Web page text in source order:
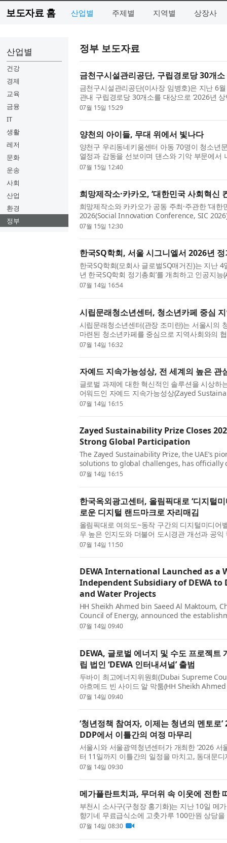
보도자료 홈 산업별 주제별 지역별 상장사
산업별
건강
경제
교육
금융
IT
생활
레저
문화
운송
사회
산업
환경
정부
정부 보도자료
금천구시설관리공단, 구립경로당 30개
금천구시설관리공단(이사장 임병호)은 지난 6
관내 구립경로당 30개소를 대상으로 ‘2026년
동’을 실시했다고 밝혔다. 이번 활동은 미세먼
07월 15일 15:29
양천의 아이들, 무대 위에서 빛나다
양천구 우리동네키움센터 아동 70명이 청소년
열정과 감동을 선보이며 댄스와 기악 부문에서
이뤘다. 이번 무대는 동행연우회(대표 김영태)
07월 15일 12:40
희망제작소·카카오, ‘대한민국 사회혁신
희망제작소와 카카오가 공동 주최·주관한 ‘대
2026(Social Innovation Conference, SIC
워 페럼홀에서 성황리에 개최됐다. ‘대한민국
07월 15일 12:30
한국SQ학회, 서울 시그니엘서 2026년
한국SQ학회(모회사 글로벌SQ매거진)는 지난
년 한국SQ학회 정기총회’를 개최하고 인공지
로 주목받는 SQ(Spiritual Quotient)와
07월 14일 16:54
시립문래청소년센터, 청소년카페 중심
시립문래청소년센터(관장 조미란)는 서울시의
마련된 청소년카페를 중심으로 지역사회와의
립문래청소년센터 청소년카페는 중·고등학생
07월 14일 16:32
자예드 지속가능성상, 전 세계의 높은 관
글로벌 과제에 대한 혁신적인 솔루션을 시상하
어워드인 자예드 지속가능성상(Zayed
의 출품 접수를 공식 마감했다. 이번 주기에는
07월 14일 16:15
Zayed Sustainability Prize Closes
Strong Global Participation
The Zayed Sustainability Prize, the UAE’s
solutions to global challenges, has officially
awards cycle, receiving an unprecedented
07월 14일 16:15
한국옥외광고센터, 올림픽대로 ‘디지털
로운 디지털 랜드마크로 자리매김
올림픽대로 여의도~동작 구간의 디지털미디어
우 높은 인지도와 더불어 도시경관 개선과 공
로 나타났다. 한국지방재정공제회(이사장 정선
07월 14일 11:50
DEWA International Launched as a
Independent Subsidiary of DEWA to
and Water Projects
HH Sheikh Ahmed bin Saeed Al Maktoum,
Council of Energy, announced the
wholly owned independent subsidiary of
07월 14일 09:40
DEWA, 글로벌 에너지 및 수도 프로젝트
립 법인 ‘DEWA 인터내셔널’ 출범
두바이 최고에너지위원회(Dubai Supreme
아흐메드 빈 사이드 알 막툼(HH Sheikh
이전기수도청(Dubai Electricity and Water
07월 14일 09:40
‘청년정책 참여자, 이제는 청년의 멘토로
DDP에서 이틀간의 여정 마무리
서울시와 서울광역청년센터가 개최한 ‘2026 서
터 11일까지 이틀간의 일정을 마치고, 동대문
컨퍼런스홀에서 1만3000여 명이 참여하며 성
07월 14일 09:30
메가플란트치과, 무더위 속 이웃에 전한
부천시 소사구(구청장 홍기화)는 지난 10일 메
향기네 무료급식소에 고춧가루 100만원 상당
된 고춧가루는 향기네 무료급식소에서 지역 내
07월 14일 08:30